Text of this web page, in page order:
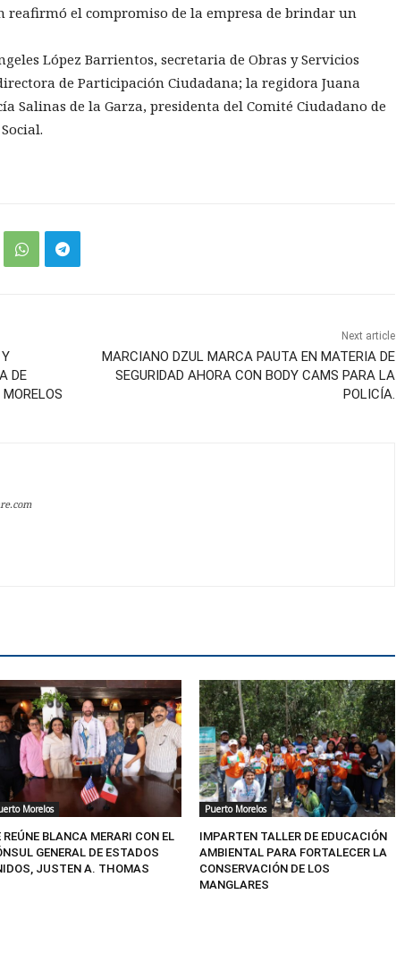
reafirmó el compromiso de la empresa de brindar un
López Barrientos, secretaria de Obras y Servicios
de Participación Ciudadana; la regidora Juana
Salinas de la Garza, presidenta del Comité Ciudadano de
DE
Next article
MARCIANO DZUL MARCA PAUTA EN MATERIA DE
SEGURIDAD AHORA CON BODY CAMS PARA LA
POLICÍA.
Morelos
REÚNE BLANCA MERARI CON EL
GENERAL DE ESTADOS
JUSTEN A. THOMAS
Puerto Morelos
IMPARTEN TALLER DE EDUCACIÓN
AMBIENTAL PARA FORTALECER LA
CONSERVACIÓN DE LOS
MANGLARES